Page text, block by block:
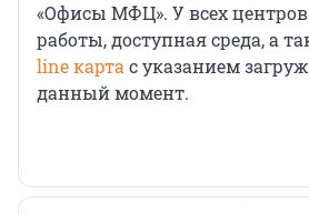
«Офисы МФЦ». У всех
работы, доступная среда, а
line картас указанием
данный момент.